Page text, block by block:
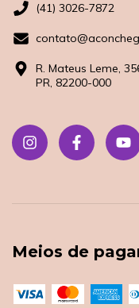
(41) 3026-7872
R. Mateus Leme,
PR, 82200-000
Meios de